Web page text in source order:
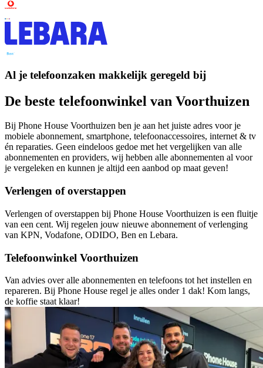
Al je telefoonzaken makkelijk geregeld bij
De beste telefoonwinkel van Voorthuizen
Bij Phone House Voorthuizen ben je aan het juiste adres voor je
mobiele abonnement, smartphone, telefoonaccessoires, internet & tv
én reparaties. Geen eindeloos gedoe met het vergelijken van alle
abonnementen en providers, wij hebben alle abonnementen al voor
je vergeleken en kunnen je altijd een aanbod op maat geven!
Verlengen of overstappen
Verlengen of overstappen bij Phone House Voorthuizen is een fluitje
van een cent. Wij regelen jouw nieuwe abonnement of verlenging
van KPN, Vodafone, ODIDO, Ben en Lebara.
Telefoonwinkel Voorthuizen
Van advies over alle abonnementen en telefoons tot het instellen en
repareren. Bij Phone House regel je alles onder 1 dak! Kom langs,
de koffie staat klaar!